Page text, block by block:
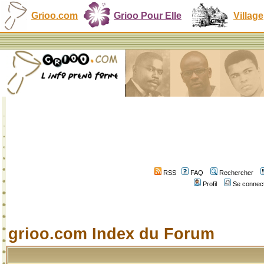
Grioo.com Grioo Pour Elle Village
RSS FAQ
Rechercher
Profil
Se
grioo.com Index du Forum